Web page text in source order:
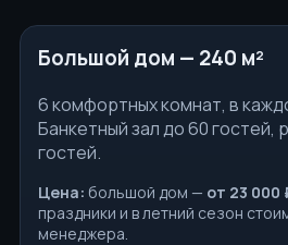
Большой дом — 240 м²
6 комфортных комнат, в
Банкетный зал до 60 гостей,
гостей.
Цена: большой дом — от 23 000
праздники и в летний сезон
менеджера.